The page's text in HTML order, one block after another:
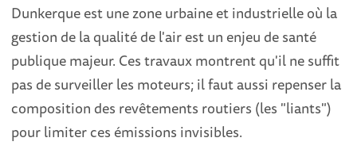
Dunkerque est une zone urbaine et industrielle où la
gestion de la qualité de l'air est un enjeu de santé
publique majeur. Ces travaux montrent qu'il ne suffit
pas de surveiller les moteurs; il faut aussi repenser la
composition des revêtements routiers (les "liants")
pour limiter ces émissions invisibles.